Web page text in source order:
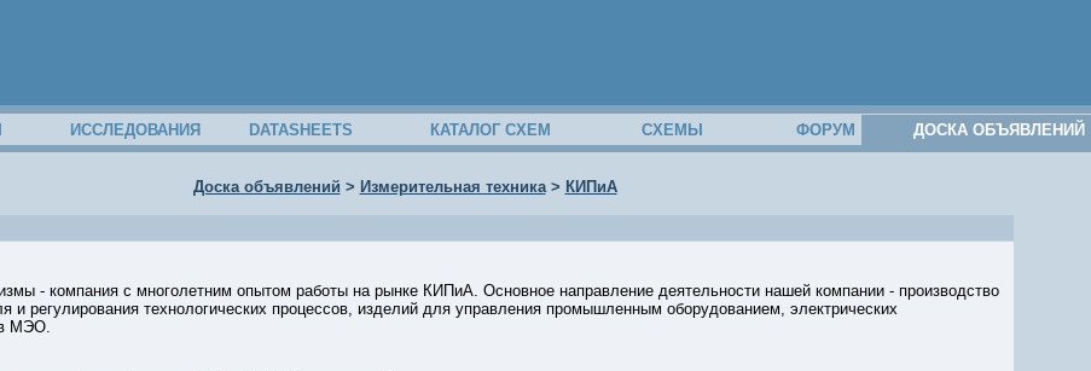
ИССЛЕДОВАНИЯ DATASHEETS КАТАЛОГ СХЕМ СХЕМЫ ФОРУМ ДОСКА ОБЪЯВЛЕНИЙ
Доска объявлений > Измерительная техника> КИПиА
- компания с многолетним опытом работы на рынке КИПиА. Основное направление деятельности нашей компании - производство
и регулирования технологических процессов, изделий для управления промышленным оборудованием, электрических
МЭО.